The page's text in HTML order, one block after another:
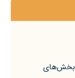
بخش‌های